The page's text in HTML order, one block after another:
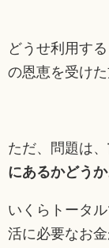
どうせ利用す
の恩恵を受けた
ただ、問題は、
にあるかどうか
いくらトータ
活に必要なお